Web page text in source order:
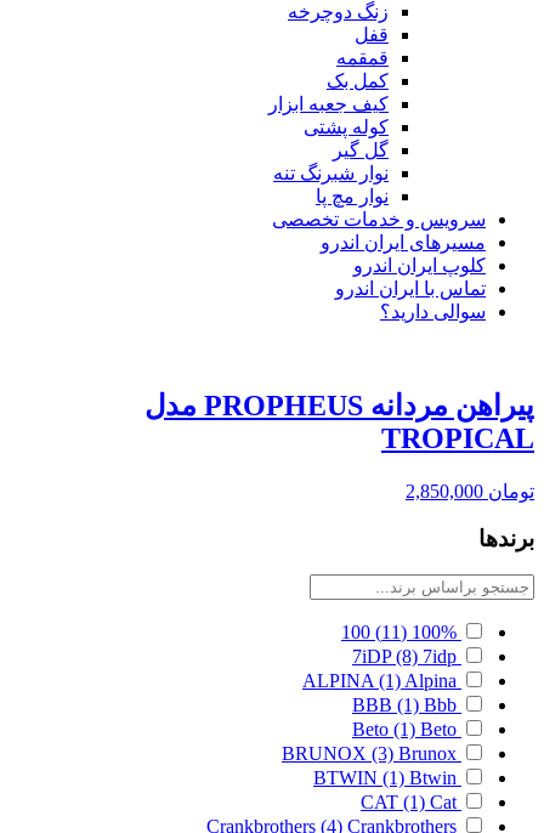
زنگ دوچرخه
قفل
قمقمه
کمل بک
کیف جعبه ابزار
کوله پشتی
گل گیر
نوار شبرنگ تنه
نوار مچ پا
سرویس و خدمات تخصصی
مسیرهای ایران اندرو
کلوپ ایران اندرو
تماس با ایران اندرو
سوالی دارید؟
پیراهن مردانه PROPHEUS مدل
TROPICAL
تومان
برندها
100%
(11)
100
7iDP (8) 7idp
ALPINA (1) Alpina
BBB (1) Bbb
Beto (1) Beto
BRUNOX (3) Brunox
BTWIN (1) Btwin
CAT (1) Cat
Crankbrothers (4) Crankbrothers